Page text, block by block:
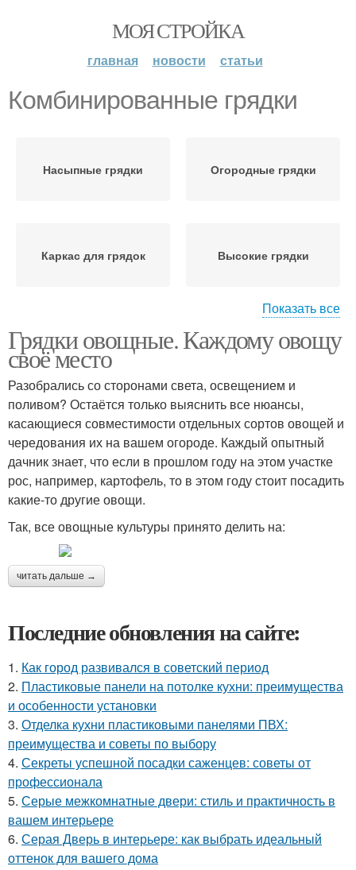
МОЯ СТРОЙКА
главная новости статьи
Комбинированные грядки
Насыпные грядки Огородные грядки
Каркас для грядок Высокие грядки
Квадратные грядки Овощные грядки
Показать все
Грядки овощные. Каждому овощу
своё место
Разобрались со сторонами света, освещением и
поливом? Остаётся только выяснить все нюансы,
касающиеся совместимости отдельных сортов овощей и
чередования их на вашем огороде. Каждый опытный
дачник знает, что если в прошлом году на этом участке
рос, например, картофель, то в этом году стоит посадить
какие-то другие овощи.
Так, все овощные культуры принято делить на:
читать дальше →
Последние обновления на сайте:
1. Как город развивался в советский период
2. Пластиковые панели на потолке кухни: преимущества
и особенности установки
3. Отделка кухни пластиковыми панелями ПВХ:
преимущества и советы по выбору
4. Секреты успешной посадки саженцев: советы от
профессионала
5. Серые межкомнатные двери: стиль и практичность в
вашем интерьере
6. Серая Дверь в интерьере: как выбрать идеальный
оттенок для вашего дома